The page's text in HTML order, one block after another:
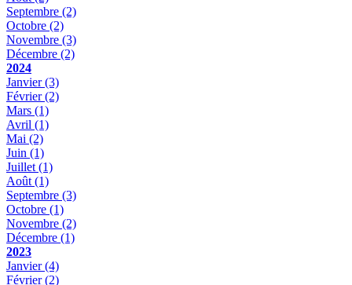
Septembre (2)
Octobre (2)
Novembre (3)
Décembre (2)
2024
Janvier(3)
Février(2)
Mars (1)
Avril (1)
Mai (2)
Juin (1)
Juillet (1)
Août (1)
Septembre (3)
Octobre (1)
Novembre (2)
Décembre (1)
2023
Janvier(4)
Février(2)